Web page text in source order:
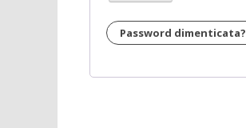
Password dimenticata?